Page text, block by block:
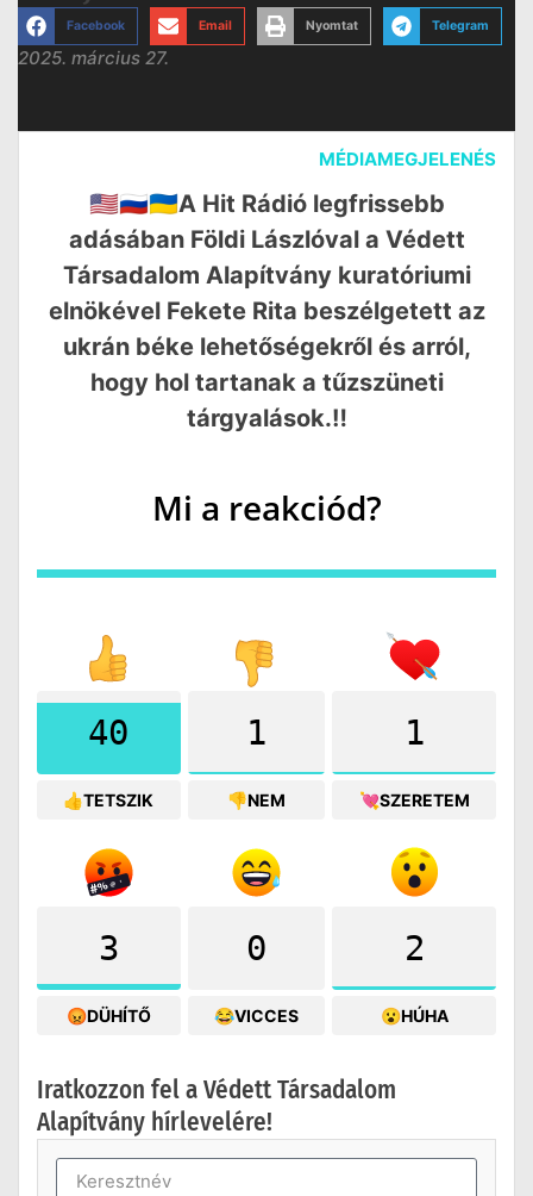
Facebook Email Nyomtat Telegram
2025. március 27.
MÉDIAMEGJELENÉS
🇺🇸🇷🇺🇺🇦A Hit Rádió legfrissebb
adásában Földi Lászlóval a Védett
Társadalom Alapítvány kuratóriumi
elnökével Fekete Rita beszélgetett az
ukrán béke lehetőségekről és arról,
hogy hol tartanak a tűzszüneti
tárgyalások.‼️
Mi a reakciód?
40
👍TETSZIK
1
👎NEM
1
💘SZERETEM
3
😡DÜHÍTŐ
0
😂VICCES
2
😮HÚHA
Iratkozzon fel a Védett Társadalom
Alapítvány hírlevelére!